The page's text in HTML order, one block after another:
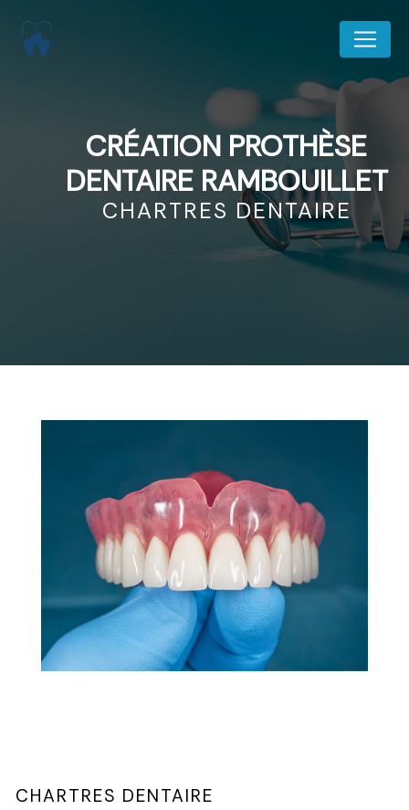
CRÉATION PROTHÈSE
DENTAIRE RAMBOUILLET
CHARTRES DENTAIRE
CHARTRES DENTAIRE